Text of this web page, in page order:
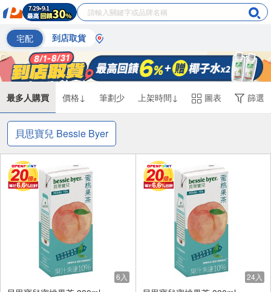
宅配 到店取貨
最多人購買 價格↓ 筆劃少 上架時間↓ 圖表 篩選
貝思寶兒 Bessie Byer
6入 24入